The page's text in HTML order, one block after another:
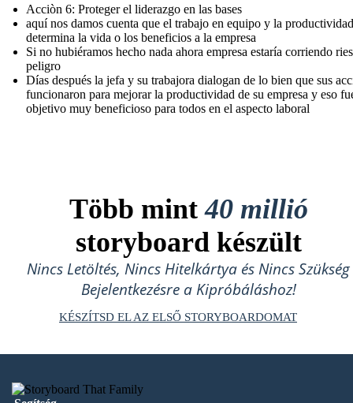
Acciòn 6: Proteger el liderazgo en las bases
aquí nos damos cuenta que el trabajo en equipo y la
determina la vida o los beneficios a la empresa
Si no hubiéramos hecho nada ahora empresa estaría corriendo
peligro
Días después la jefa y su trabajora dialogan de lo bien que sus
funcionaron para mejorar la productividad de su empresa y eso
objetivo muy beneficioso para todos en el aspecto laboral
Több mint40 millió
storyboard készült
Nincs Letöltés, Nincs Hitelkártya és Nincs Szükség
Bejelentkezésre a Kipróbáláshoz!
KÉSZÍTSD EL AZ ELSŐ STORYBOARDOMAT